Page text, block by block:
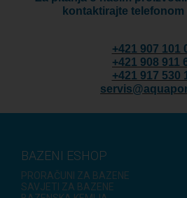
kontaktirajte
+421 907 101
+421 908 911
+421 917 530
BAZENI ESHOP
PRORAČUNI ZA BAZENE
SAVJETI ZA BAZENE